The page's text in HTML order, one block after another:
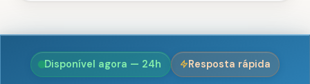
Disponível agora — 24h Resposta rápida